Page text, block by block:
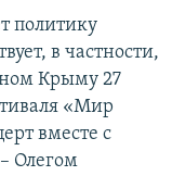
политику
в частности,
Крыму 27
«Мир
вместе с
Олегом